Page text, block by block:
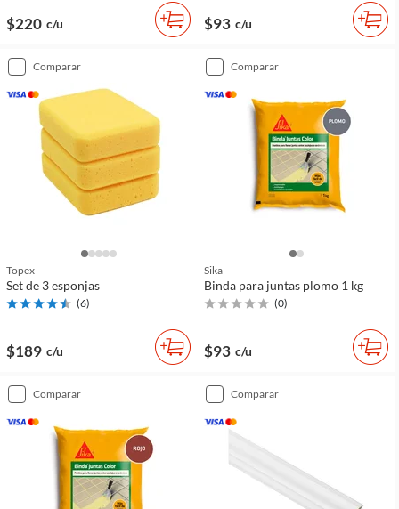
$220 c/u $93 c/u
comparar
Topex
Set de 3 esponjas
(6)
$189 c/u
comparar
Sika
Binda para juntas plomo 1 kg
(0)
$93 c/u
comparar comparar